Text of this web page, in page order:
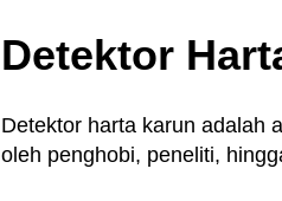
Detektor
Detektor harta karun adalah
oleh penghobi, peneliti,